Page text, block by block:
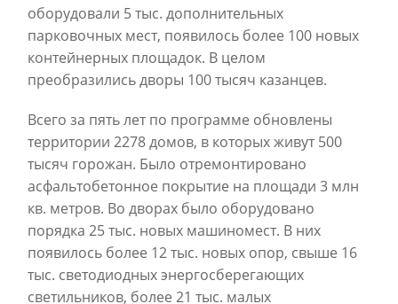
оборудовали 5 тыс. дополнительных
парковочных мест, появилось более 100 новых
контейнерных площадок. В целом
преобразились дворы 100 тысяч казанцев.
Всего за пять лет по программе обновлены
территории 2278 домов, в которых живут 500
тысяч горожан. Было отремонтировано
асфальтобетонное покрытие на площади 3 млн
кв. метров. Во дворах было оборудовано
порядка 25 тыс. новых машиномест. В них
появилось более 12 тыс. новых опор, свыше 16
тыс. светодиодных энергосберегающих
светильников, более 21 тыс. малых